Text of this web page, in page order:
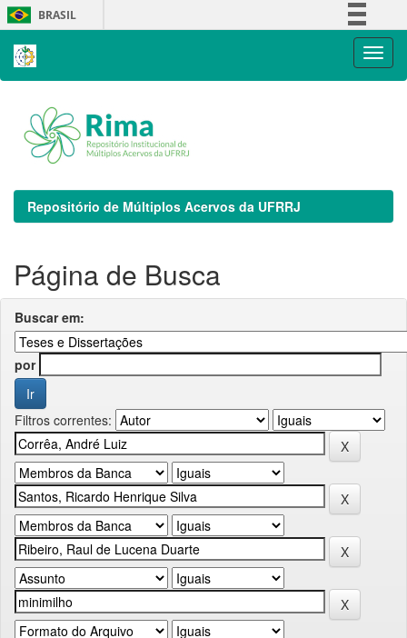
Skip
navigation
BRASIL
Repositório de Múltiplos Acervos da UFRRJ
Página de Busca
Buscar em:
por
Filtros correntes: